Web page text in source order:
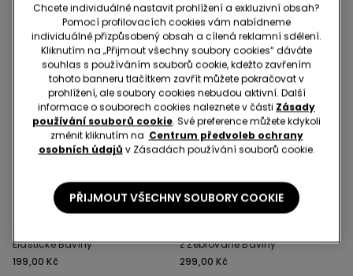
Elastické Bavlny
199,00 Kč
9 Barvy
z Žebrované Bavlny
299,00 Kč
Chcete individuálně nastavit prohlížení a exkluzivní obsah?
Pomocí profilovacích cookies vám nabídneme
individuálně přizpůsobený obsah a cílená reklamní sdělení.
Kliknutím na „Přijmout všechny soubory cookies“ dáváte
souhlas s používáním souborů cookie, kdežto zavřením
tohoto banneru tlačítkem zavřít můžete pokračovat v
prohlížení, ale soubory cookies nebudou aktivní. Další
informace o souborech cookies naleznete v části Zásady
používání souborů cookie. Své preference můžete kdykoli
změnit kliknutím na Centrum předvoleb ochrany
osobních údajů v Zásadách používání souborů cookie.
PŘIJMOUT VŠECHNY SOUBORY COOKIE